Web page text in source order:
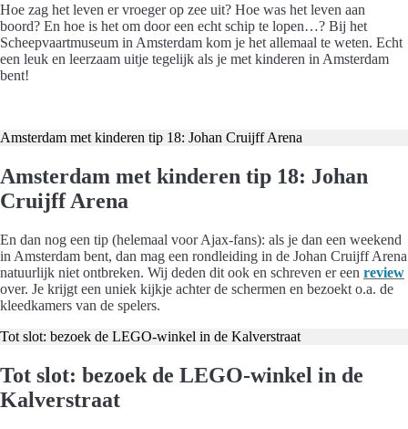
Hoe zag het leven er vroeger op zee uit? Hoe was het leven aan
boord? En hoe is het om door een echt schip te lopen…? Bij het
Scheepvaartmuseum in Amsterdam kom je het allemaal te weten. Echt
een leuk en leerzaam uitje tegelijk als je met kinderen in Amsterdam
bent!
Amsterdam met kinderen tip 18: Johan Cruijff Arena
Amsterdam met kinderen tip 18: Johan
Cruijff Arena
En dan nog een tip (helemaal voor Ajax-fans): als je dan een weekend
in Amsterdam bent, dan mag een rondleiding in de Johan Cruijff Arena
natuurlijk niet ontbreken. Wij deden dit ook en schreven er een review
over. Je krijgt een uniek kijkje achter de schermen en bezoekt o.a. de
kleedkamers van de spelers.
Tot slot: bezoek de LEGO-winkel in de Kalverstraat
Tot slot: bezoek de LEGO-winkel in de
Kalverstraat